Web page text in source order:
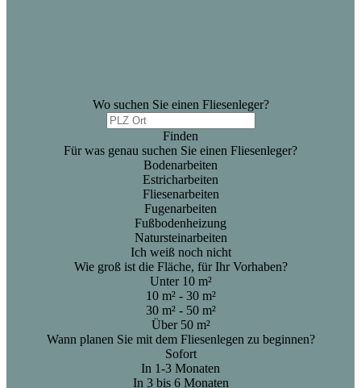
Wo suchen Sie einen Fliesenleger?
Finden
Für was genau suchen Sie einen Fliesenleger?
Bodenarbeiten
Estricharbeiten
Fliesenarbeiten
Fugenarbeiten
Fußbodenheizung
Natursteinarbeiten
Ich weiß noch nicht
Wie groß ist die Fläche, für Ihr Vorhaben?
Unter 10 m²
10 m² - 30 m²
30 m² - 50 m²
Über 50 m²
Wann planen Sie mit dem Fliesenlegen zu beginnen?
Sofort
In 1-3 Monaten
In 3 bis 6 Monaten